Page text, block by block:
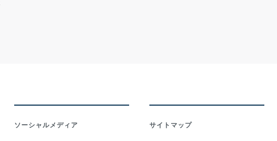
ソーシャルメディア サイトマップ